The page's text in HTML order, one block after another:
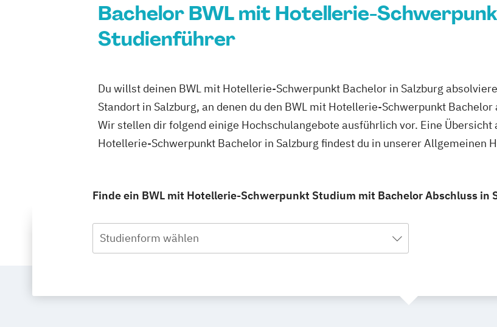
Bachelor BWL mit Hotellerie-
Studienführer
Du willst deinen BWL mit Hotellerie-Schwerpunkt Bachelor in Salzburg
Standort in Salzburg, an denen du den BWL mit Hotellerie-Schwerpunkt
Wir stellen dir folgend einige Hochschulangebote ausführlich vor. Eine
Hotellerie-Schwerpunkt Bachelor in Salzburg findest du in unserer Allgemeinen
Finde ein BWL mit Hotellerie-Schwerpunkt Studium mit Bachelor Abschluss in
Studienform wählen